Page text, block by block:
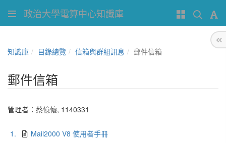
政治大學電算中心知識庫
知識庫 目錄總覽 信箱與群組訊息 郵件信箱
郵件信箱
管理者： 蔡憶懷, 1140331
1.
Mail2000 V8 使用者手冊